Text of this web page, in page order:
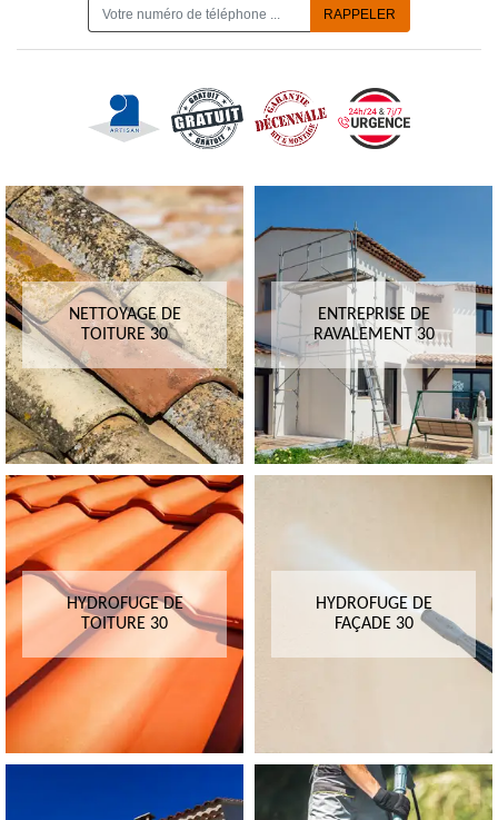
NETTOYAGE DE
TOITURE 30
ENTREPRISE DE
RAVALEMENT 30
HYDROFUGE DE
TOITURE 30
HYDROFUGE DE
FAÇADE 30